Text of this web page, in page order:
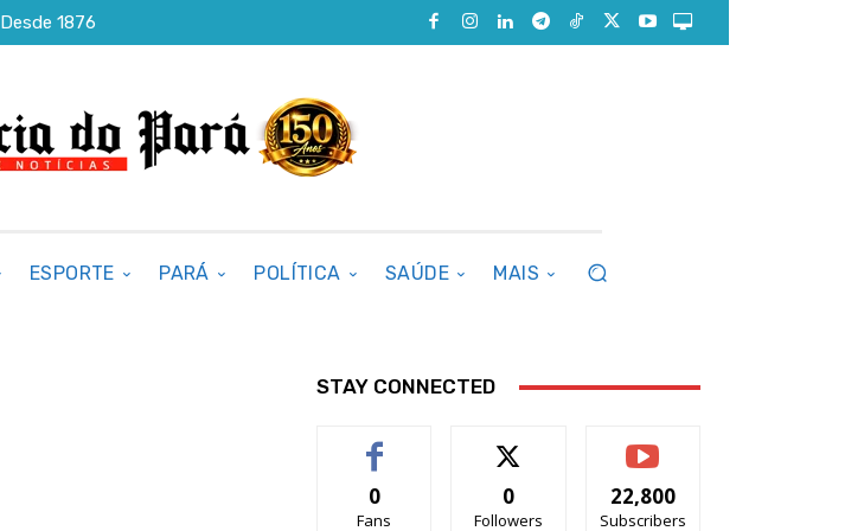
Desde 1876
ESPORTE PARÁ POLÍTICA SAÚDE MAIS
STAY CONNECTED
0
Fans
0
Followers
22,800
Subscribers